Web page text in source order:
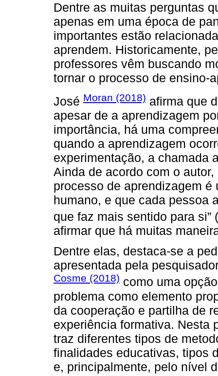
Dentre as muitas perguntas
apenas em uma época de
importantes estão
aprendem. Historicamente,
professores vêm buscando
tornar o processo de ensino-
José Moran (2018) afirma que
apesar de a aprendizagem
importância, há uma
quando a aprendizagem
experimentação, a chamada
Ainda de acordo com o
processo de aprendizagem
humano, e que cada pessoa
que faz mais sentido para si” (
afirmar que há muitas
Dentre elas, destaca-se a
apresentada pela
Cosme (2018) como uma
problema como elemento
da cooperação e partilha de
experiência formativa. Nesta
traz diferentes tipos de
finalidades educativas, tipos
e, principalmente, pelo nível